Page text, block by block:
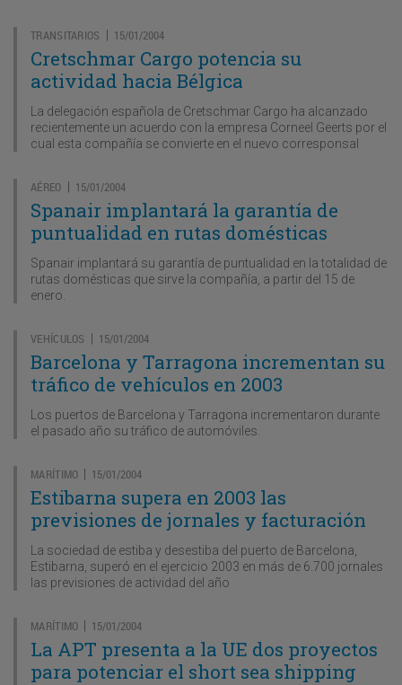
TRANSITARIOS | 15/01/2004
Cretschmar Cargo potencia su
actividad hacia Bélgica
La delegación española de Cretschmar Cargo ha alcanzado
recientemente un acuerdo con la empresa Corneel Geerts por el
cual esta compañía se convierte en el nuevo corresponsal
AÉREO | 15/01/2004
Spanair implantará la garantía de
puntualidad en rutas domésticas
Spanair implantará su garantía de puntualidad en la totalidad de
rutas domésticas que sirve la compañía, a partir del 15 de
enero.
VEHÍCULOS | 15/01/2004
Barcelona y Tarragona incrementan su
tráfico de vehículos en 2003
Los puertos de Barcelona y Tarragona incrementaron durante
el pasado año su tráfico de automóviles.
MARÍTIMO | 15/01/2004
Estibarna supera en 2003 las
previsiones de jornales y facturación
La sociedad de estiba y desestiba del puerto de Barcelona,
Estibarna, superó en el ejercicio 2003 en más de 6.700 jornales
las previsiones de actividad del año
MARÍTIMO | 15/01/2004
La APT presenta a la UE dos proyectos
para potenciar el short sea shipping